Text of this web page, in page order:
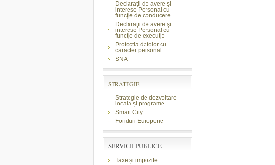
Declaraţii de avere şi
interese Personal cu
funcţie de conducere
Declaraţii de avere şi
interese Personal cu
funcţie de execuţie
Protectia datelor cu
caracter personal
SNA
STRATEGIE
Strategie de dezvoltare
locala și programe
Smart City
Fonduri Europene
SERVICII PUBLICE
Taxe și impozite